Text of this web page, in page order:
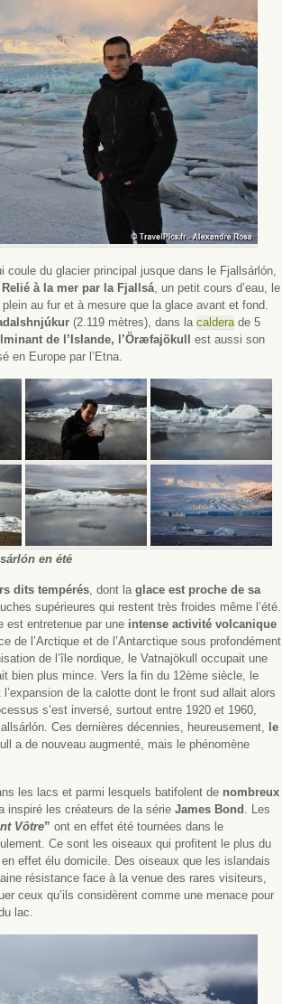
coule du glacier principal jusque dans le Fjallsárlón,
Relié à la mer par la Fjallsá, un petit cours d’eau, le
au fur et à mesure que la glace avant et fond.
(2.119 mètres), dans la calderade 5
de l’Islande, l’Öræfajökull
est aussi son
en Europe par l’Etna.
en été
dits tempérés, dont la glace est proche de sa
supérieures qui restent très froides même l’été.
est entretenue par une intense activité volcanique
de l’Arctique et de l’Antarctique sous profondément
de l’île nordique, le Vatnajökull occupait une
bien plus mince. Vers la fin du 12ème siècle, le
de la calotte dont le front sud allait alors
s’est inversé, surtout entre 1920 et 1960,
Ces dernières décennies, heureusement, le
a de nouveau augmenté, mais le phénomène
les lacs et parmi lesquels batifolent de nombreux
inspiré les créateurs de la série James Bond . Les
Vôtre” ont en effet été tournées dans le
Ce sont les oiseaux qui profitent le plus du
effet élu domicile. Des oiseaux que les islandais
résistance face à la venue des rares visiteurs,
ceux qu’ils considèrent comme une menace pour
lac.